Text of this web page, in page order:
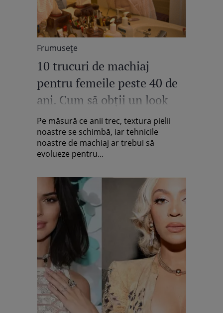
Frumuseţe
10 trucuri de machiaj
pentru femeile peste 40 de
ani. Cum să obţii un look
fresh şi rafinat
Pe măsură ce anii trec, textura pielii
noastre se schimbă, iar tehnicile
noastre de machiaj ar trebui să
evolueze pentru...